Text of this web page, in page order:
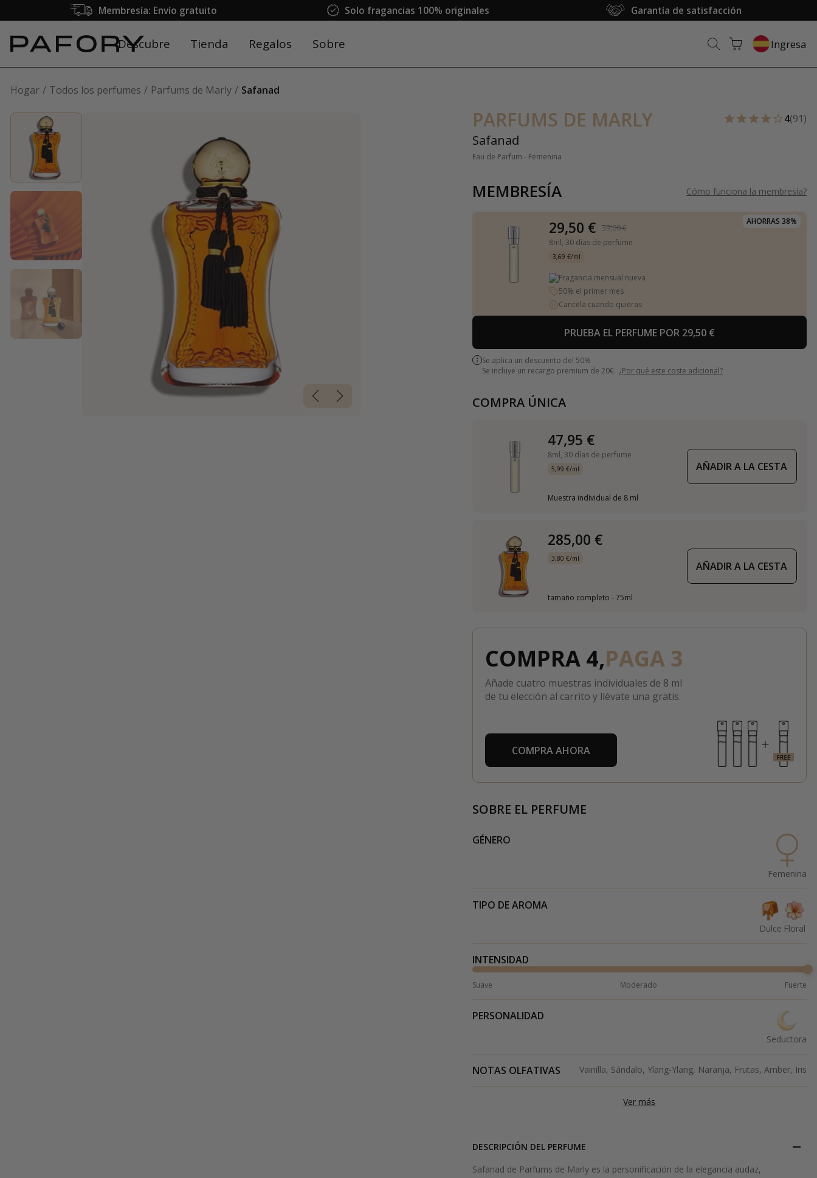
Membresía: Envío gratuito Solo fragancias 100% originales Garantía de satisfacción
Descubre Tienda Regalos Sobre Ingresa
Hogar Todos los perfumes Parfums de Marly Safanad
PARFUMS DE MARLY
Safanad
Eau de Parfum - Femenina
4(91)
MEMBRESÍA Cómo funciona la membresía?
AHORRAS 38%
29,50 €
39,00 €
8ml, 30 días de perfume
3,69 €/ml
Fragancia mensual nueva
50% el primer mes
Cancela cuando quieras
PRUEBA EL PERFUME POR 29,50 €
Se aplica un descuento del 50%
Se incluye un recargo premium de 20€. ¿Por qué este coste adicional?
COMPRA ÚNICA
47,95 €
8ml, 30 días de perfume
5,99 €/ml
Muestra individual de 8 ml
AÑADIR A LA CESTA
285,00 €
3,80 €/ml
tamaño completo - 75ml
AÑADIR A LA CESTA
COMPRA 4,PAGA 3
Añade cuatro muestras individuales de 8 ml
de tu elección al carrito y llévate una gratis.
COMPRA AHORA
SOBRE EL PERFUME
GÉNERO
Femenina
TIPO DE AROMA
Dulce Floral
INTENSIDAD
Suave Moderado Fuerte
PERSONALIDAD
Seductora
NOTAS OLFATIVAS Vainilla, Sándalo, Ylang-Ylang, Naranja, Frutas, Amber, Iris
Ver más
DESCRIPCIÓN DEL PERFUME
Safanad de Parfums de Marly es la personificación de la elegancia audaz,